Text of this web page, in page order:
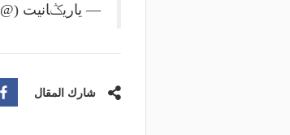
— ياريݣانيت (@LIGUEDESCHAMPI8)
شارك المقال